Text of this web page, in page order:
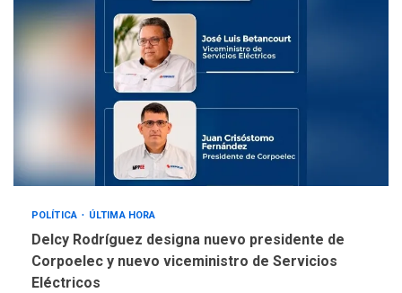
4
sanitarios y asumirse como
problema de orden público
REGIONALES
Alcaldía de Mariño climatiza
Núcleo del Sistema de
Orquestas Porlamar
POLÍTICA ÚLTIMA HORA
Delcy Rodríguez designa nuevo presidente de
Corpoelec y nuevo viceministro de Servicios
Eléctricos